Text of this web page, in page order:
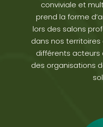
conviviale et
prend la forme
lors des salons
dans nos
différents
des organisations